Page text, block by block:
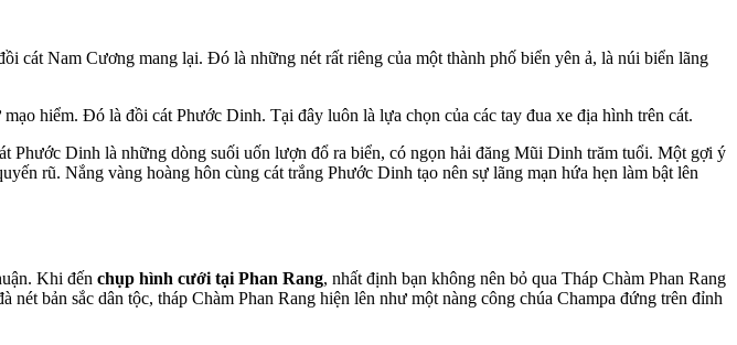
cát Nam Cương mang lại. Đó là những nét rất riêng của một thành phố biển yên ả, là núi biển lãng
hiểm. Đó là đồi cát Phước Dinh. Tại đây luôn là lựa chọn của các tay đua xe địa hình trên cát.
Dinh là những dòng suối uốn lượn đổ ra biển, có ngọn hải đăng Mũi Dinh trăm tuổi. Một gợi ý
rũ. Nắng vàng hoàng hôn cùng cát trắng Phước Dinh tạo nên sự lãng mạn hứa hẹn làm bật lên
Khi đến chụp hình cưới tại Phan Rang, nhất định bạn không nên bỏ qua Tháp Chàm Phan Rang
bản sắc dân tộc, tháp Chàm Phan Rang hiện lên như một nàng công chúa Champa đứng trên đỉnh